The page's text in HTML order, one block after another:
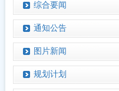
综合要闻
通知公告
图片新闻
规划计划